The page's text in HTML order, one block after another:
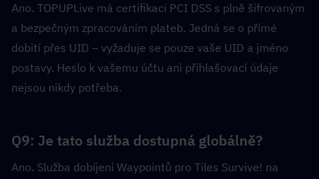
Ano. TOPUPLive má certifikaci PCI DSS s plně šifrovaným
a bezpečným zpracováním plateb. Jedná se o přímé
dobití přes UID – vyžaduje se pouze vaše UID a jméno
postavy. Heslo k vašemu účtu ani přihlašovací údaje
nejsou nikdy potřeba.
Q9: Je tato služba dostupná globálně?
Ano. Služba dobíjení Waypointů pro Tiles Survive! na